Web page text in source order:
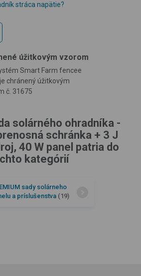
stráca napätie?
úžitkovým vzorom
Smart Farm fencee
chránený úžitkovým
č. 31675
solárného ohradníka -
schránka + 3 J
40 W panel patria do
kategórií
sady solárneho
a príslušenstva (19)